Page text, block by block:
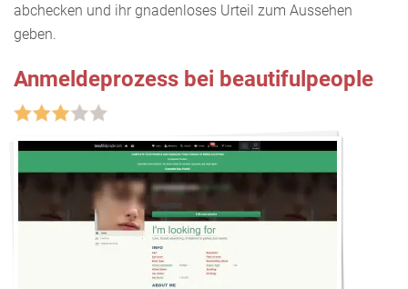
abchecken und ihr gnadenloses Urteil zum Aussehen
geben.
Anmeldeprozess bei beautifulpeople